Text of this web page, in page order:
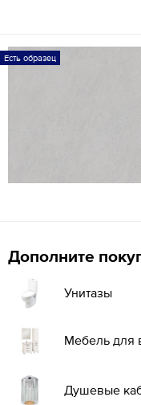
Есть образец
Дополните
Унитазы
Мебель для
Душевые